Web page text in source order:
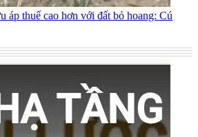
áp thuế cao hơn với đất bỏ hoang: Cú